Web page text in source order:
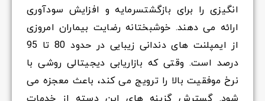
انگیزی را برای بازگشتسرمایه و افزایش سودآوری
ارائه می دهند. خوشبختانه رضایت بیماران امروزی
از ایمپلنت های دندانی زیبایی در حدود 80 تا 95
درصد است. وقتی که بازاریابی دیجیتالی روشی با
نرخ موفقیت بالا را ترویج می کند، باعث معجزه می